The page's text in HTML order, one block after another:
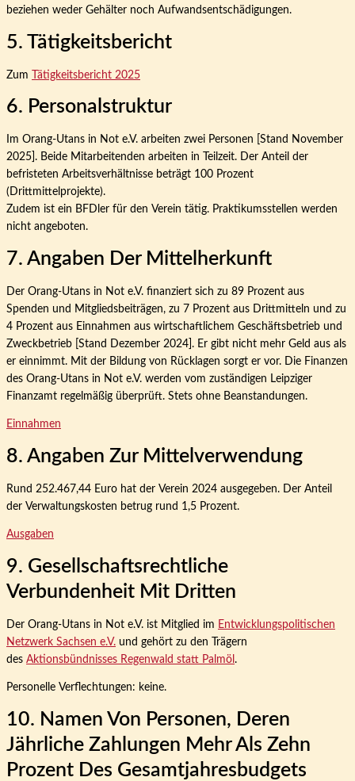
beziehen weder Gehälter noch Aufwandsentschädigungen.
5. Tätigkeitsbericht
Zum Tätigkeitsbericht 2025
6. Personalstruktur
Im Orang-Utans in Not e.V. arbeiten zwei Personen [Stand November
2025]. Beide Mitarbeitenden arbeiten in Teilzeit. Der Anteil der
befristeten Arbeitsverhältnisse beträgt 100 Prozent
(Drittmittelprojekte).
Zudem ist ein BFDler für den Verein tätig. Praktikumsstellen werden
nicht angeboten.
7. Angaben Der Mittelherkunft
Der Orang-Utans in Not e.V. finanziert sich zu 89 Prozent aus
Spenden und Mitgliedsbeiträgen, zu 7 Prozent aus Drittmitteln und zu
4 Prozent aus Einnahmen aus wirtschaftlichem Geschäftsbetrieb und
Zweckbetrieb [Stand Dezember 2024]. Er gibt nicht mehr Geld aus als
er einnimmt. Mit der Bildung von Rücklagen sorgt er vor. Die Finanzen
des Orang-Utans in Not e.V. werden vom zuständigen Leipziger
Finanzamt regelmäßig überprüft. Stets ohne Beanstandungen.
Einnahmen
8. Angaben Zur Mittelverwendung
Rund 252.467,44 Euro hat der Verein 2024 ausgegeben. Der Anteil
der Verwaltungskosten betrug rund 1,5 Prozent.
Ausgaben
9. Gesellschaftsrechtliche
Verbundenheit Mit Dritten
Der Orang-Utans in Not e.V. ist Mitglied im Entwicklungspolitischen
Netzwerk Sachsen e.V. und gehört zu den Trägern
des Aktionsbündnisses Regenwald statt Palmöl .
Personelle Verflechtungen: keine.
10. Namen Von Personen, Deren
Jährliche Zahlungen Mehr Als Zehn
Prozent Des Gesamtjahresbudgets